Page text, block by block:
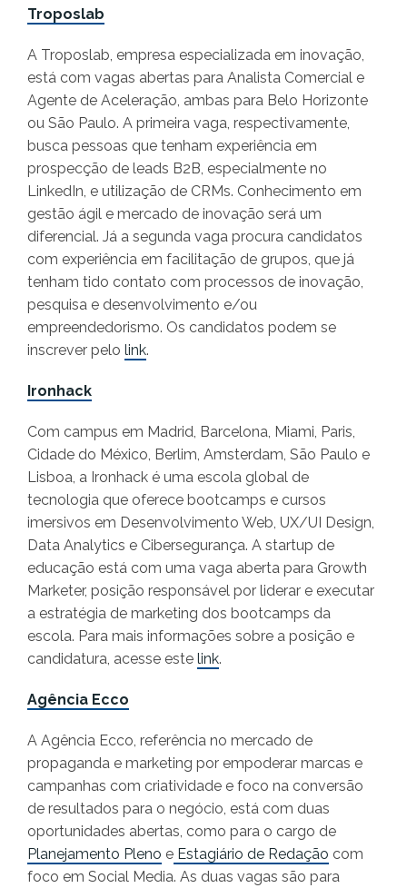
Troposlab
A Troposlab, empresa especializada em inovação,
está com vagas abertas para Analista Comercial e
Agente de Aceleração, ambas para Belo Horizonte
ou São Paulo. A primeira vaga, respectivamente,
busca pessoas que tenham experiência em
prospecção de leads B2B, especialmente no
LinkedIn, e utilização de CRMs. Conhecimento em
gestão ágil e mercado de inovação será um
diferencial. Já a segunda vaga procura candidatos
com experiência em facilitação de grupos, que já
tenham tido contato com processos de inovação,
pesquisa e desenvolvimento e/ou
empreendedorismo. Os candidatos podem se
inscrever pelo link.
Ironhack
Com campus em Madrid, Barcelona, Miami, Paris,
Cidade do México, Berlim, Amsterdam, São Paulo e
Lisboa, a Ironhack é uma escola global de
tecnologia que oferece bootcamps e cursos
imersivos em Desenvolvimento Web, UX/UI Design,
Data Analytics e Cibersegurança. A startup de
educação está com uma vaga aberta para Growth
Marketer, posição responsável por liderar e executar
a estratégia de marketing dos bootcamps da
escola. Para mais informações sobre a posição e
candidatura, acesse este link.
Agência Ecco
A Agência Ecco, referência no mercado de
propaganda e marketing por empoderar marcas e
campanhas com criatividade e foco na conversão
de resultados para o negócio, está com duas
oportunidades abertas, como para o cargo de
Planejamento Pleno e Estagiário de Redação com
foco em Social Media. As duas vagas são para